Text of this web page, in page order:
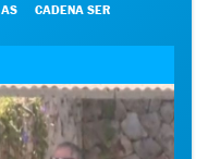
AS CADENA SER